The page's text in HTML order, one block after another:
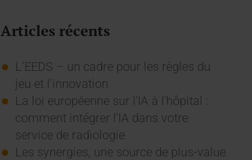
Articles récents
L’EEDS – un cadre pour les règles du
jeu et l’innovation
La loi européenne sur l'IA à l'hôpital :
comment intégrer l'IA dans votre
service de radiologie
Les synergies, une source de plus-value